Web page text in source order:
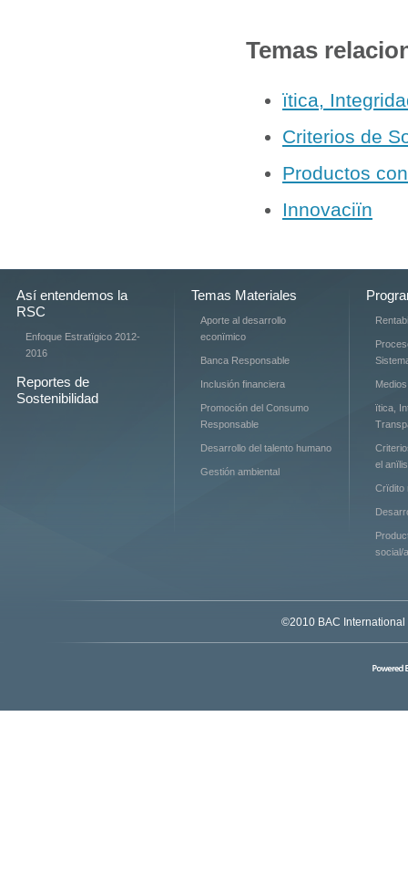
Temas
ïtica,
Criterios de
Productos
Innovaciïn
Así entendemos la
RSC
Enfoque Estratïgico 2012-
2016
Reportes de
Sostenibilidad
Temas Materiales
Aporte al desarrollo
econïmico
Banca Responsable
Inclusión financiera
Promoción del Consumo
Responsable
Desarrollo del talento humano
Gestión ambiental
ïtica,
el
Crïdito
social/
©2010 BAC International